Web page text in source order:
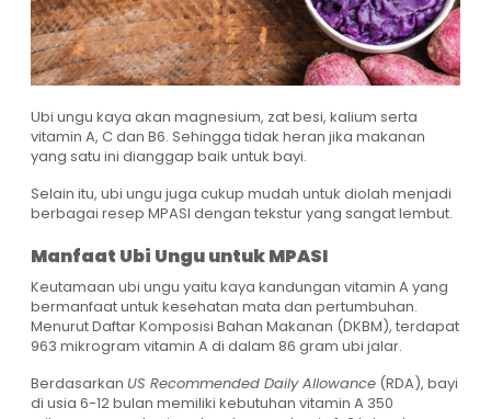
Ubi ungu kaya akan magnesium, zat besi, kalium serta
vitamin A, C dan B6. Sehingga tidak heran jika makanan
yang satu ini dianggap baik untuk bayi.
Selain itu, ubi ungu juga cukup mudah untuk diolah menjadi
berbagai resep MPASI dengan tekstur yang sangat lembut.
Manfaat Ubi Ungu untuk MPASI
Keutamaan ubi ungu yaitu kaya kandungan vitamin A yang
bermanfaat untuk kesehatan mata dan pertumbuhan.
Menurut Daftar Komposisi Bahan Makanan (DKBM), terdapat
963 mikrogram vitamin A di dalam 86 gram ubi jalar.
Berdasarkan US Recommended Daily Allowance (RDA), bayi
di usia 6-12 bulan memiliki kebutuhan vitamin A 350